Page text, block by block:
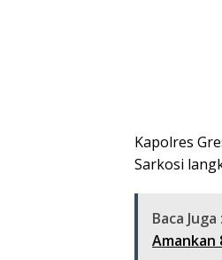
Kapolres
Sarkosi
Baca Juga :
Amankan